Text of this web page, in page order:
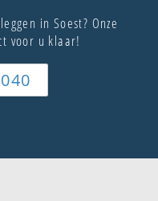
in Soest? Onze
voor u klaar!